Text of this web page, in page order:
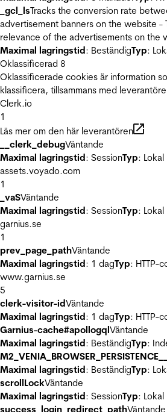
_gcl_lsTracks the conversion rate
advertisement banners on the website -
relevance of the advertisements on the
Maximal lagringstid: BeständigTyp:
Oklassificerad 8
Oklassificerade cookies är information
klassificera, tillsammans med
Clerk.io
1
Läs mer om den här leverantören
__clerk_debugVäntande
Maximal lagringstid: SessionTyp: Lokal
assets.voyado.com
1
_vaSVäntande
Maximal lagringstid: SessionTyp: Lokal
garnius.se
1
prev_page_pathVäntande
Maximal lagringstid: 1 dagTyp: HTTP-
www.garnius.se
5
clerk-visitor-idVäntande
Maximal lagringstid: 1 dagTyp: HTTP-
Garnius-cache#apollogqlVäntande
Maximal lagringstid: BeständigTyp:
Maximal lagringstid: BeständigTyp:
scrollLockVäntande
Maximal lagringstid: SessionTyp: Lokal
success_login_redirect_pathVäntande